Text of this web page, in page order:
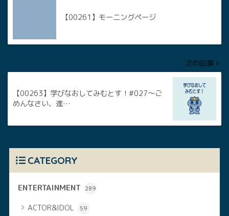
【00261】モーニングページ
次の記事
【00263】学びなおしてみむとす！#027〜ご
めんなさい、進…
CATEGORY
ENTERTAINMENT 289
ACTOR&IDOL 59